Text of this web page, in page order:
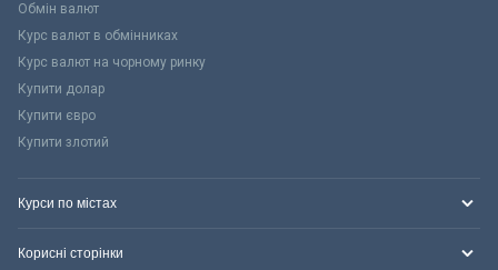
Обмін валют
Курс валют в обмінниках
Курс валют на чорному ринку
Купити долар
Купити євро
Купити злотий
Курси по містах
Корисні сторінки